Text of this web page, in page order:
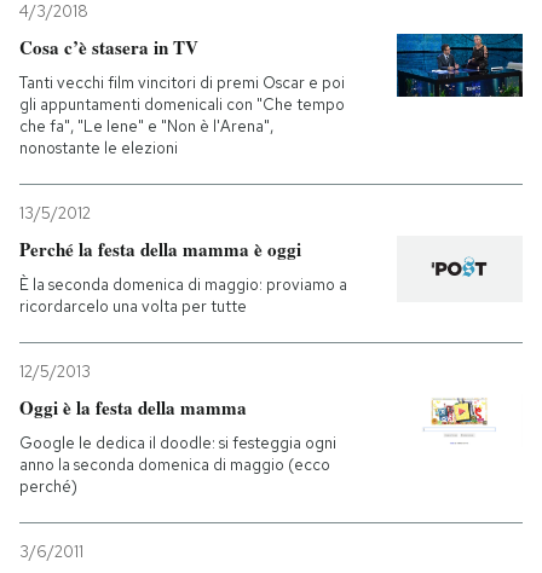
PODCAST
I MIEI PREFERITI
CALENDARIO
AREA PERSONALE
Entra
4/3/2018
Cosa c’è stasera in TV
Tanti vecchi film vincitori di premi Oscar e poi
gli appuntamenti domenicali con "Che tempo
che fa", "Le Iene" e "Non è l'Arena",
nonostante le elezioni
13/5/2012
Perché la festa della mamma è oggi
È la seconda domenica di maggio: proviamo a
ricordarcelo una volta per tutte
12/5/2013
Oggi è la festa della mamma
Google le dedica il doodle: si festeggia ogni
anno la seconda domenica di maggio (ecco
perché)
3/6/2011